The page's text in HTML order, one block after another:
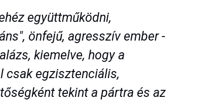
együttműködni,
önfejű, agresszív ember -
kiemelve, hogy a
csak egzisztenciális,
tekint a pártra és az